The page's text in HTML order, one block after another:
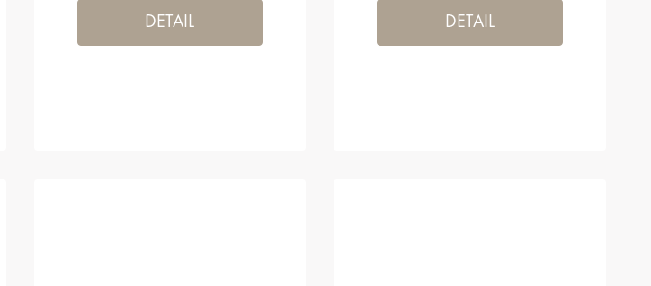
DETAIL DETAIL